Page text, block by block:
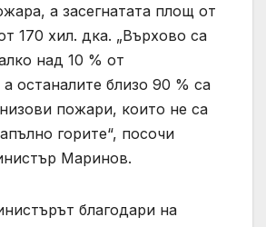
а засегнатата площ от
170 хил. дка. „Върхово са
над 10 % от
останалите близо 90 % са
пожари, които не са
горите“, посочи
Маринов.
благодари на